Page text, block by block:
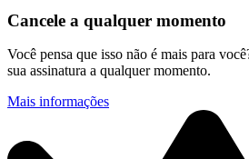
Cancele a qualquer momento
Você pensa que isso não é mais para
sua assinatura a qualquer momento.
Mais informações